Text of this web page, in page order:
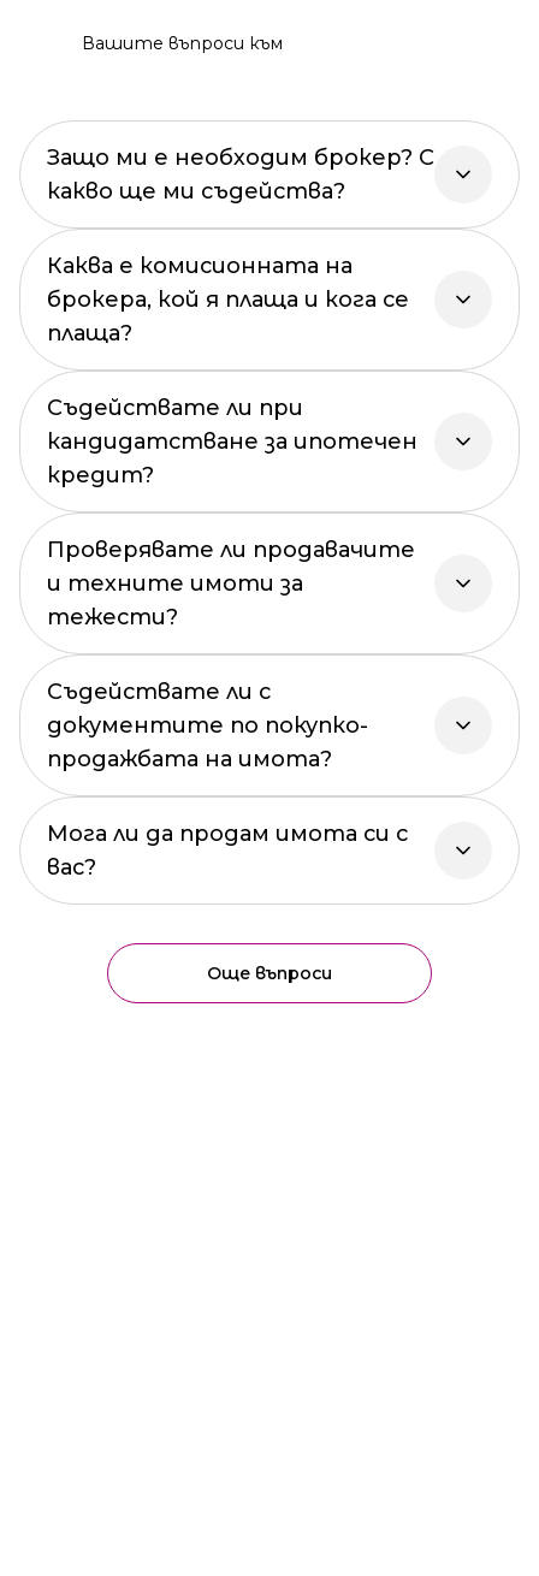
Вашите въпроси към
Защо ми е необходим брокер? С
какво ще ми съдейства?
Каква е комисионната на
брокера, кой я плаща и кога се
плаща?
Съдействате ли при
кандидатстване за ипотечен
кредит?
Проверявате ли продавачите
и техните имоти за
тежести?
Съдействате ли с
документите по покупко-
продажбата на имота?
Мога ли да продам имота си с
вас?
Още въпроси